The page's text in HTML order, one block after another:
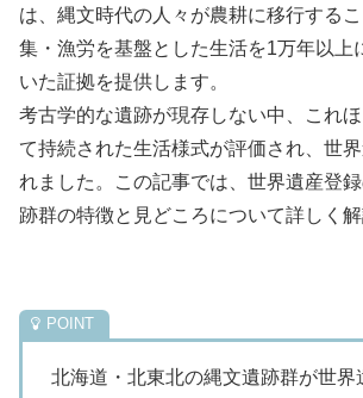
は、縄文時代の人々が農耕に移行する
集・漁労を基盤とした生活を1万年以上
いた証拠を提供します。
考古学的な遺跡が現存しない中、これ
て持続された生活様式が評価され、世
れました。この記事では、世界遺産登
跡群の特徴と見どころについて詳しく解
北海道・北東北の縄文遺跡群が世界